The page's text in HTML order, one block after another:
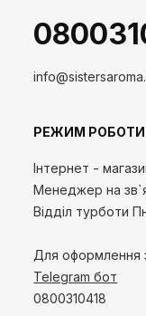
РЕЖИМ РОБОТИ
Інтернет -
Менеджер на
Відділ турботи
Для оформлення
Telegram бот
0800310418